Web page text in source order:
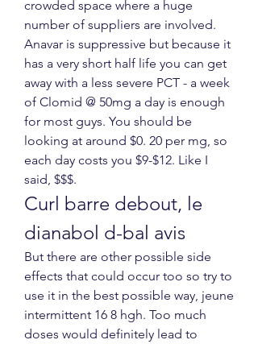
crowded space where a huge
number of suppliers are involved.
Anavar is suppressive but because it
has a very short half life you can get
away with a less severe PCT - a week
of Clomid @ 50mg a day is enough
for most guys. You should be
looking at around $0. 20 per mg, so
each day costs you $9-$12. Like I
said, $$$.
Curl barre debout, le
dianabol d-bal avis
But there are other possible side
effects that could occur too so try to
use it in the best possible way, jeune
intermittent 16 8 hgh. Too much
doses would definitely lead to